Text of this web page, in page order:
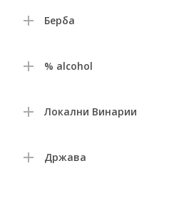
Берба
% alcohol
Локални Винарии
Држава